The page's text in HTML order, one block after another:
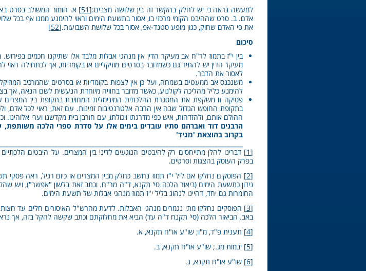
למעשה נראה כי יש לחלק בהקשר זה בין שלושה מצבים:[51]
א. הומור המשולב בסרט
אדם. ב. סרט שההיבט הקומי מרכזי בו, אסור בתשעת הימים וראוי להימנע ממנו אף בכל
את פי האדם שחוק, כגון מופע סטנד-אפ, אסור בכל שלושת השבועות.[52]
סיכום
בין י"ז בתמוז לר"ח אב מעיקר הדין אין מנהגי אבלות מלבד אלו שתיקנו חכמים
מעיקר הדין יש להתיר גם כשמדובר בסרטים מוזיקליים או בקומדיות, אך לכתחילה
לאסור את הדבר.
משנכנס אב ממעטים בשמחה, ועל כן אין לצפות בקומדיות או בסרטים שהמרכיב
להימנע כליל מהליכה לקולנוע, כאשר מדובר בחוויה מיוחדת הנעשית לשם הנאה, אך
פסיקה זו משקפת את המסגרת ההלכתית המינימלית המחויבת בתקופת בין
בתקופת החופש הגדול שבה אין הרבה אלטרנטיבות זמינות. עם זאת, ראוי לכל אדם,
ההולם אותם, ולהזדהות, איש כפי מדרגתו ויכולתו, עם חורבן בית מקדשנו וערי
הרבנים דוד ואברהם סתיו עובדים בימים אלו על סדרת ספרי הלכה
בקרוב בהוצאת 'מגיד'
[1]
דברינו להלן מתייחסים רק להיבטים הנוגעים לדיני בין המצרים. על היבטים
בפרק העוסק בהצגות וסרטים.
[2]
הפוסקים נחלקו אם ליל י"ז תמוז נחשב כחלק מבין המצרים או כיום רגיל, ראה פסקי
נידון כתשעת הימים (ביאור הלכה סי' תקנא, ד"ה מר"ח. וכתב זאת בלשון "אפשר"), ויש
החומרות גם יחד, דהיינו לנהוג בליל י"ז תמוז מנהגי אבלות של תשעת הימים.
[3]
הפוסקים נחלקו מתי נגמרים מנהגי האבלות. לדעת מהרש"ל האיסורים חלים עד
באב. הביאור הלכה (סי' תקנח ד"ה עד) הביא את מחלוקתם וכתב שקשה להקל בזה, אך
[4]
תענית פ"ד, מ"ו; שו"ע או"ח תקנא, א.
[5]
יבמות מג.; שו"ע או"ח תקנא, ב.
[6]
שו"ע או"ח תקנא, ג.